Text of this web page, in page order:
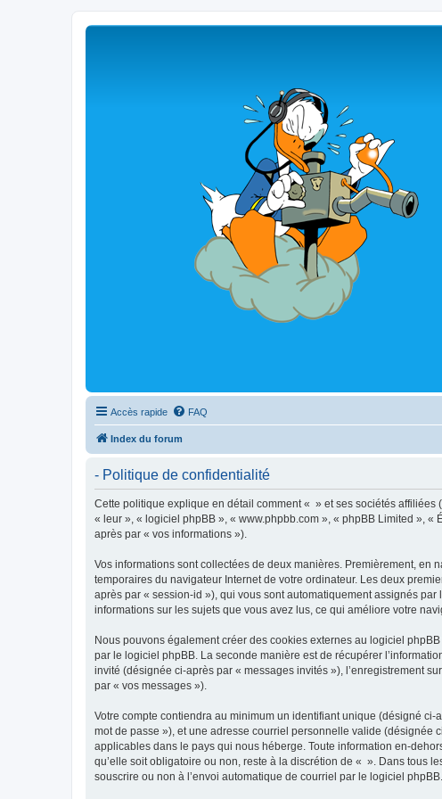
Accès rapide FAQ
Index du forum
- Politique de confidentialité
Cette politique explique en détail comment « » et ses sociétés affiliées
« leur », « logiciel phpBB », « www.phpbb.com », « phpBB Limited »,
après par « vos informations »).
Vos informations sont collectées de deux manières. Premièrement,
temporaires du navigateur Internet de votre ordinateur. Les deux
après par « session-id »), qui vous sont automatiquement assignés
informations sur les sujets que vous avez lus, ce qui améliore votre
Nous pouvons également créer des cookies externes au logiciel
par le logiciel phpBB. La seconde manière est de récupérer
invité (désignée ci-après par « messages invités »), l’enregistrement
par « vos messages »).
Votre compte contiendra au minimum un identifiant unique (désigné
mot de passe »), et une adresse courriel personnelle valide (désignée
applicables dans le pays qui nous héberge. Toute information en-
qu’elle soit obligatoire ou non, reste à la discrétion de « ». Dans tous
souscrire ou non à l’envoi automatique de courriel par le logiciel phpBB.